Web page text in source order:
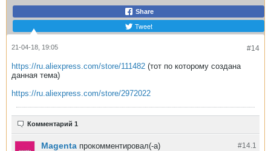
Share
Tweet
#14
21-04-18, 19:05
https://ru.aliexpress.com/store/111482 (тот по которому создана
данная тема)
https://ru.aliexpress.com/store/2972022
Комментарий 1
#14. 1
Magenta прокомментировал(-а)